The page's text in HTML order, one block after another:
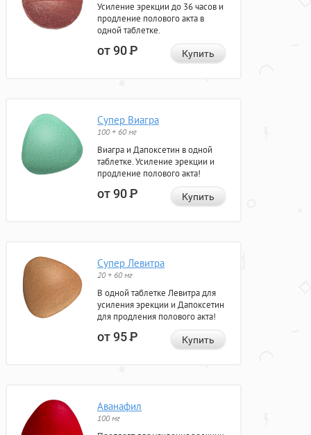
Усиление эрекции до 36 часов и
продление полового акта в
одной таблетке.
от 90Р Купить
Супер Виагра
100 + 60 мг
Виагра и Дапоксетин в одной
таблетке. Усиление эрекции и
продление полового акта!
от 90Р Купить
Супер Левитра
20 + 60 мг
В одной таблетке Левитра для
усиления эрекции и Дапоксетин
для продления полового акта!
от 95Р Купить
Аванафил
100 мг